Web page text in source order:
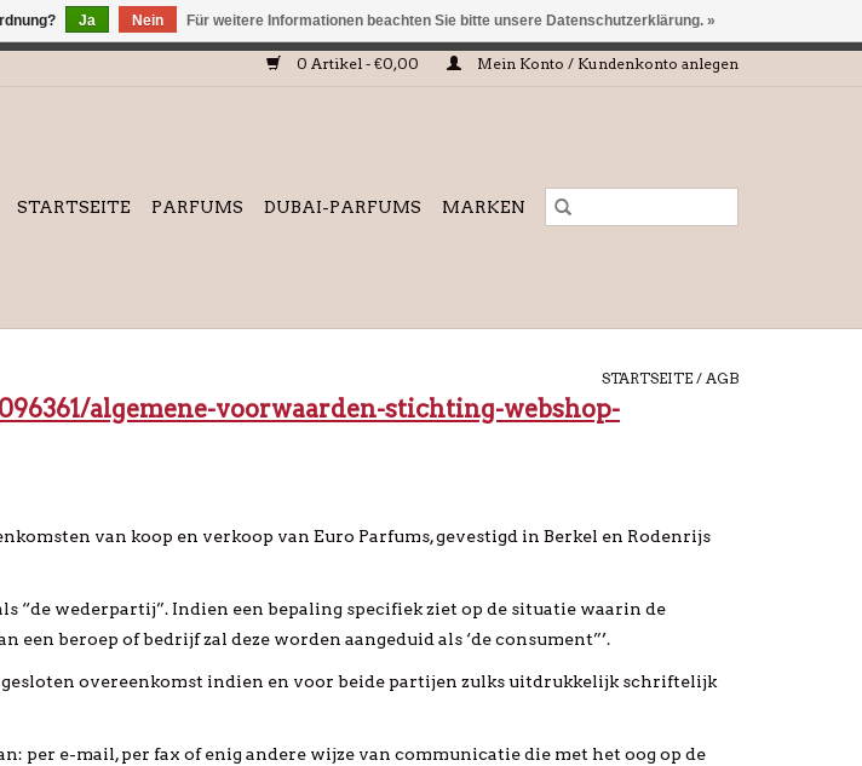
0 Artikel - €0,00 Mein Konto / Kundenkonto anlegen
STARTSEITE PARFUMS DUBAI-PARFUMS MARKEN
STARTSEITE / AGB
algemene-voorwaarden-stichting-webshop-
van koop en verkoop van Euro Parfums, gevestigd in Berkel en Rodenrijs
“de wederpartij”. Indien een bepaling specifiek ziet op de situatie waarin de
beroep of bedrijf zal deze worden aangeduid als ‘de consument”’.
overeenkomst indien en voor beide partijen zulks uitdrukkelijk schriftelijk
per e-mail, per fax of enig andere wijze van communicatie die met het oog op de
Ja Nein Für weitere Informationen beachten Sie bitte unsere Datenschutzerklärung. »
können nicht alle Bestellungen eingehalten oder erfüllt werden.